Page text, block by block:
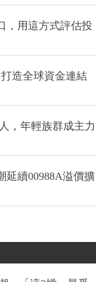
，用這方式評估投
造全球資金連結
，年輕族群成主力
延續00988A溢價擴